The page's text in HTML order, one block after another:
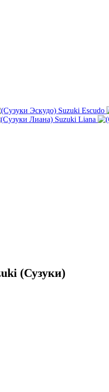
Suzuki Escudo
Suzuki Liana
(Сузуки)